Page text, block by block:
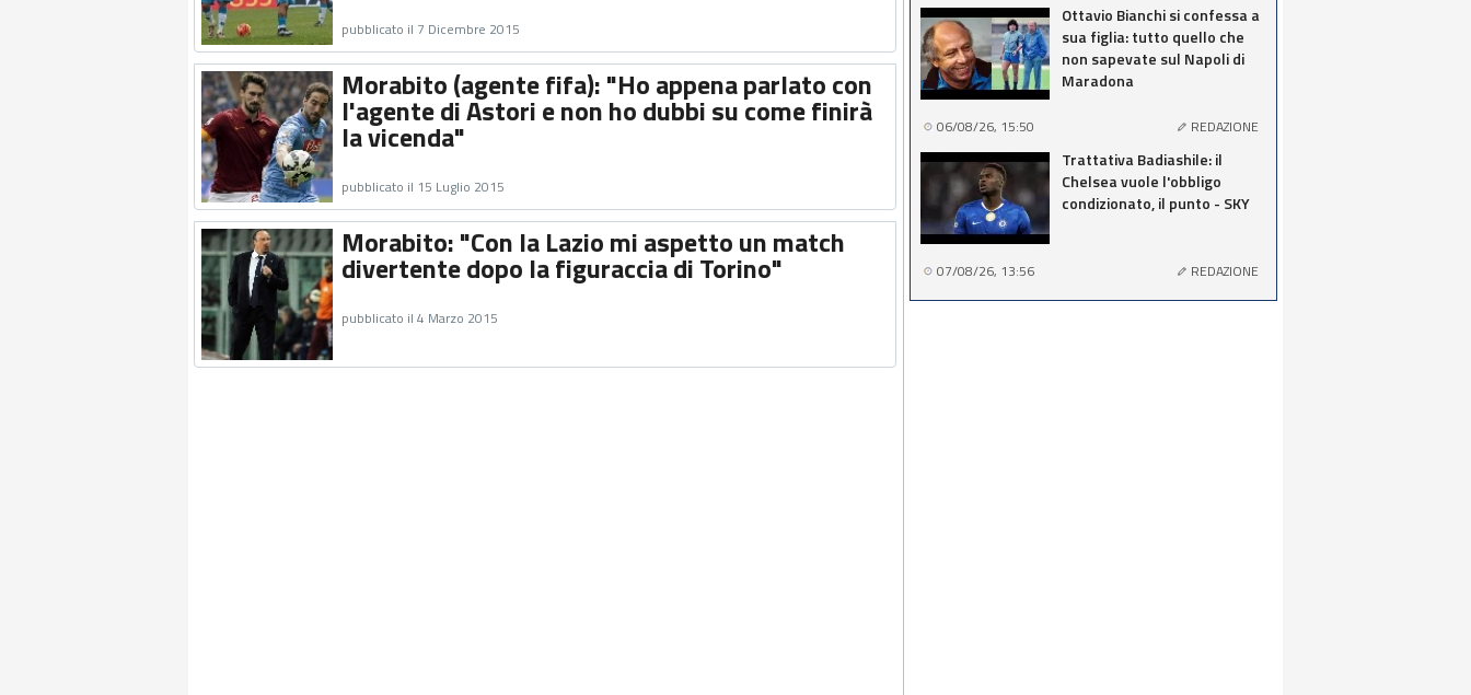
pubblicato il 7 Dicembre 2015
Morabito (agente fifa): "Ho appena parlato con
l'agente di Astori e non ho dubbi su come finirà
la vicenda"
pubblicato il 15 Luglio 2015
Morabito: "Con la Lazio mi aspetto un match
divertente dopo la figuraccia di Torino"
pubblicato il 4 Marzo 2015
Ottavio Bianchi si confessa a
sua figlia: tutto quello che
non sapevate sul Napoli di
Maradona
06/08/26, 15:50 REDAZIONE
Trattativa Badiashile: il
Chelsea vuole l'obbligo
condizionato, il punto - SKY
07/08/26, 13:56 REDAZIONE